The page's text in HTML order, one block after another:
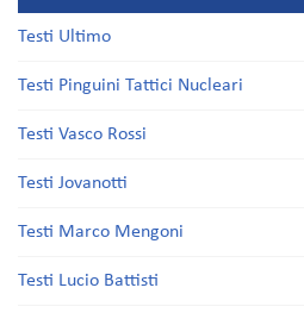
Testi Ultimo
Testi Pinguini Tattici Nucleari
Testi Vasco Rossi
Testi Jovanotti
Testi Marco Mengoni
Testi Lucio Battisti